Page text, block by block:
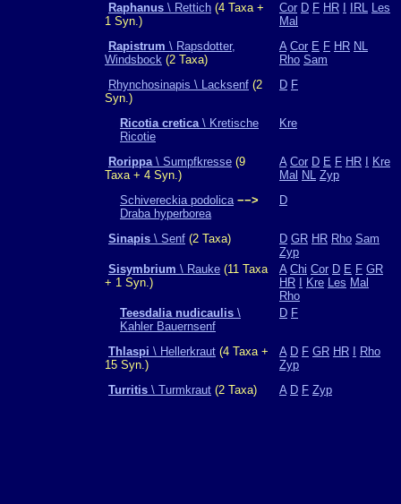
Raphanus \ Rettich (4 Taxa +
1 Syn.)
Cor D F HR IRL Les
Mal
Rapistrum \ Rapsdotter,
Windsbock (2 Taxa)
A Cor E F HR NL
Rho Sam
Rhynchosinapis \ Lacksenf (2
Syn.)
D F
Ricotia cretica\ Kretische
Ricotie
Kre
Rorippa\ Sumpfkresse (9
Taxa + 4 Syn.)
A Cor D E F HR
Kre
Mal NL Zyp
Schivereckia podolica −−>
Draba hyperborea
D
Sinapis \ Senf (2 Taxa) D GR HR Rho Sam
Zyp
Sisymbrium \ Rauke (11 Taxa
+ 1 Syn.)
A Chi Cor D E F GR
HR
Kre Les Mal
Rho
Teesdalia nudicaulis \
Kahler Bauernsenf
D F
Thlaspi \ Hellerkraut (4 Taxa +
15 Syn.)
A D F GR HR
Rho
Zyp
Turritis \ Turmkraut (2 Taxa) A D F Zyp